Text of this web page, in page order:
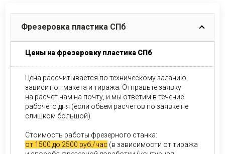
Фрезеровка пластика СПб
Цены на фрезеровку пластика СПб
Цена рассчитывается по техническому заданию,
зависит от макета и тиража. Отправьте заявку
на расчёт нам на почту, и мы ответим в течение
рабочего дня (если объем расчетов по заявке не
слишком большой).
Стоимость работы фрезерного станка:
от 1500 до 2500 руб./час (в зависимости от тиража